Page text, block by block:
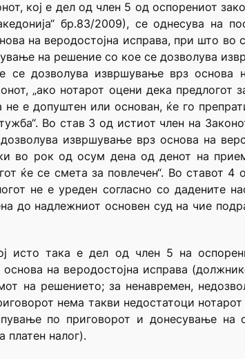
кој е дел од член 5 од оспорениот
бр.83/2009), се однесува на
на веродостојна исправа, при што во
на решение со кое се дозволува
дозволува извршување врз основа
„ако нотарот оцени дека
е допуштен или основан, ќе го
Во став 3 од истиот член на
извршување врз основа на
во рок од осум дена од денот на
ќе се смета за повлечен“. Во ставот
не е уреден согласно со дадените
до надлежниот основен суд на чие
исто така е дел од член 5 на
на веродостојна исправа
на решението; за ненавремен,
нема такви недостатоци
по приговорот и донесување на
платен налог).